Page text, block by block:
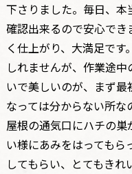
下さりました。毎日、本
確認出来るので安心で
く仕上がり、大満足で
しれませんが、作業途
いで美しいのが、まず
なっては分からない所な
屋根の通気口にハチの
い様にあみをはっても
してもらい、とてもき